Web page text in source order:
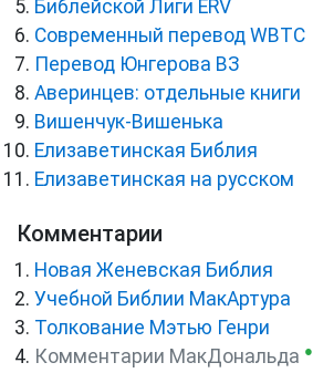
Библейской Лиги ERV
Cовременный перевод WBTC
Перевод Юнгерова ВЗ
Аверинцев: отдельные книги
Вишенчук-Вишенька
Елизаветинская Библия
Елизаветинская на русском
Комментарии
Новая Женевская Библия
Учебной Библии МакАртура
Толкование Мэтью Генри
Комментарии МакДональда ●